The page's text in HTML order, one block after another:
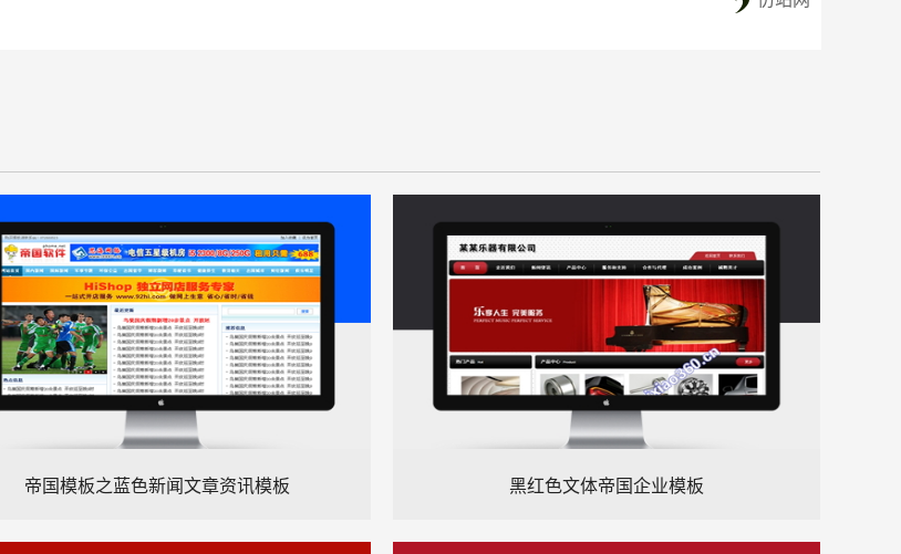
帝国模板之蓝色新闻文章资讯模板 黑红色文体帝国企业模板